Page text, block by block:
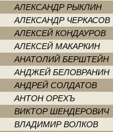
АЛЕКСАНДР РЫКЛИН
АЛЕКСАНДР ЧЕРКАСОВ
АЛЕКСЕЙ КОНДАУРОВ
АЛЕКСЕЙ МАКАРКИН
АНАТОЛИЙ БЕРШТЕЙН
АНДЖЕЙ БЕЛОВРАНИН
АНДРЕЙ СОЛДАТОВ
АНТОН ОРЕХЪ
ВИКТОР ШЕНДЕРОВИЧ
ВЛАДИМИР ВОЛКОВ